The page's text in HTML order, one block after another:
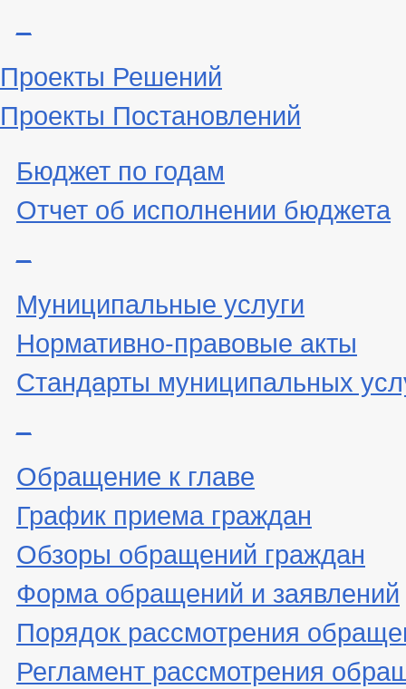
Проекты Решений
Проекты Постановлений
Бюджет по годам
Отчет об исполнении бюджета
Муниципальные услуги
Нормативно-правовые акты
Стандарты муниципальных
Обращение к главе
График приема граждан
Обзоры обращений граждан
Форма обращений и заявлений
Порядок рассмотрения
Регламент рассмотрения